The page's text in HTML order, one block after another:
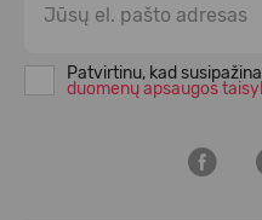
Patvirtinu, kad
duomenų apsaugos